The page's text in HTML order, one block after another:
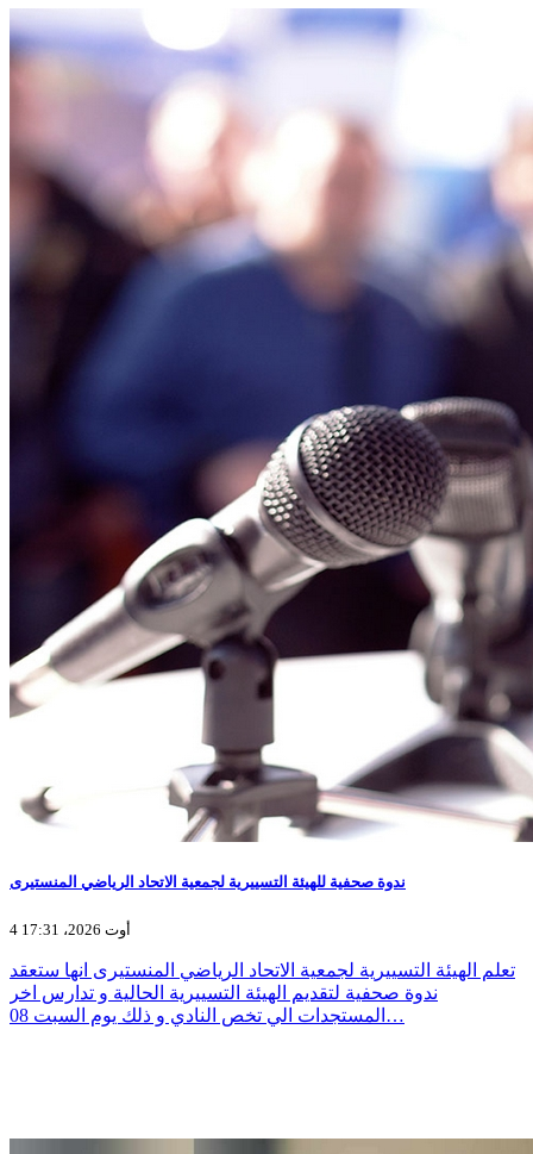
ندوة صحفية للهيئة التسييرية لجمعية الاتحاد الرياضي المنستيرى
4 أوت 2026، 17:31
تعلم الهيئة التسييرية لجمعية الاتحاد الرياضي المنستيرى انها ستعقد
ندوة صحفية لتقديم الهيئة التسييرية الحالية و تدارس اخر
المستجدات الي تخص النادي و ذلك يوم السبت 08…